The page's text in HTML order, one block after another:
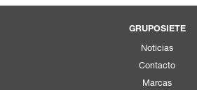
GRUPOSIETE
Noticias
Contacto
Marcas